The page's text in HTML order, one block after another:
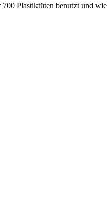
Plastiktüten benutzt und wie